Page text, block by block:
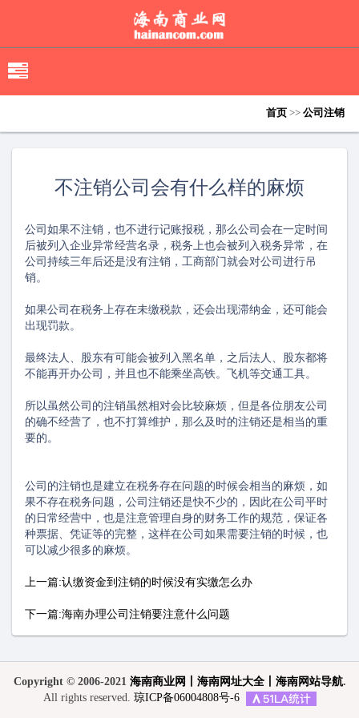
移
动
航
首页 >> 公司注销
不注销公司会有什么样的麻烦
公司如果不注销，也不进行记账报税，那么公司会在一定时间
后被列入企业异常经营名录，税务上也会被列入税务异常，在
公司持续三年后还是没有注销，工商部门就会对公司进行吊
销。
如果公司在税务上存在未缴税款，还会出现滞纳金，还可能会
出现罚款。
最终法人、股东有可能会被列入黑名单，之后法人、股东都将
不能再开办公司，并且也不能乘坐高铁。飞机等交通工具。
所以虽然公司的注销虽然相对会比较麻烦，但是各位朋友公司
的确不经营了，也不打算维护，那么及时的注销还是相当的重
要的。
公司的注销也是建立在税务存在问题的时候会相当的麻烦，如
果不存在税务问题，公司注销还是快不少的，因此在公司平时
的日常经营中，也是注意管理自身的财务工作的规范，保证各
种票据、凭证等的完整，这样在公司如果需要注销的时候，也
可以减少很多的麻烦。
上一篇:认缴资金到注销的时候没有实缴怎么办
下一篇:海南办理公司注销要注意什么问题
Copyright © 2006-2021 海南商业网丨海南网址大全丨海南网站导航.
All rights reserved. 琼ICP备06004808号-6